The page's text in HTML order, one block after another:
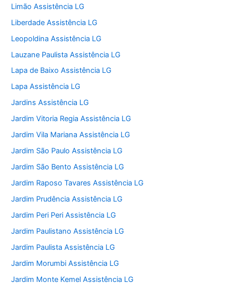
Limão Assistência LG
Liberdade Assistência LG
Leopoldina Assistência LG
Lauzane Paulista Assistência LG
Lapa de Baixo Assistência LG
Lapa Assistência LG
Jardins Assistência LG
Jardim Vitoria Regia Assistência LG
Jardim Vila Mariana Assistência LG
Jardim São Paulo Assistência LG
Jardim São Bento Assistência LG
Jardim Raposo Tavares Assistência LG
Jardim Prudência Assistência LG
Jardim Peri Peri Assistência LG
Jardim Paulistano Assistência LG
Jardim Paulista Assistência LG
Jardim Morumbi Assistência LG
Jardim Monte Kemel Assistência LG